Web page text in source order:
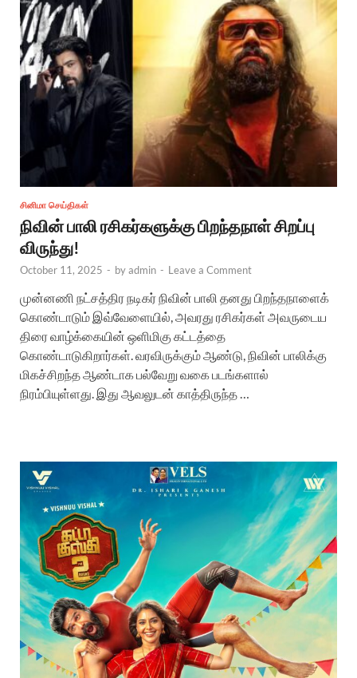
சினிமா செய்திகள்
நிவின் பாலி ரசிகர்களுக்கு பிறந்தநாள் சிறப்பு
விருந்து!
October 11, 2025 - byadmin - Leave a Comment
முன்னணி நட்சத்திர நடிகர் நிவின் பாலி தனது பிறந்தநாளைக்
கொண்டாடும் இவ்வேளையில், அவரது ரசிகர்கள் அவருடைய
திரை வாழ்க்கையின் ஒளிமிகு கட்டத்தை
கொண்டாடுகிறார்கள். வரவிருக்கும் ஆண்டு, நிவின் பாலிக்கு
மிகச்சிறந்த ஆண்டாக பல்வேறு வகை படங்களால்
நிரம்பியுள்ளது. இது ஆவலுடன் காத்திருந்த …